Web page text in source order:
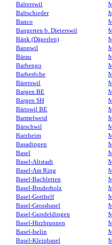
Balterswil
Baltschieder
Banco
Bangerten b. Dieterswil
Bänk (Dägerlen)
Bannwil
Bärau
Barbengo
Barberêche
Bäretswil
Bargen BE
Bargen SH
Bäriswil BE
Barmelweid
Bärschwil
Barzheim
Basadingen
Basel
Basel-Altstadt
Basel-Am Ring
Basel-Bachletten
Basel-Bruderholz
Basel-Gotthelf
Basel-Grossbasel
Basel-Gundeldingen
Basel-Hirzbrunnen
Basel-Iselin
Basel-Kleinbasel